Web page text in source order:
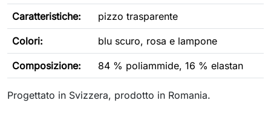
Caratteristiche: pizzo trasparente
Colori: blu scuro, rosa e lampone
Composizione: 84 % poliammide, 16 % elastan
Progettato in Svizzera, prodotto in Romania.